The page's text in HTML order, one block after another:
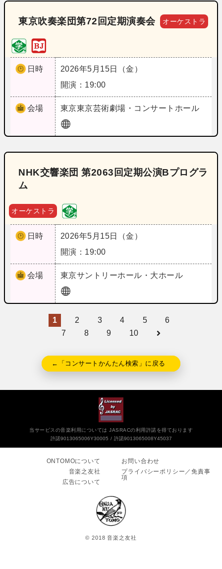
東京吹奏楽団第72回定期演奏会 オーケストラ
日時
2026年5月15日（金）
開演：19:00
会場 東京東京芸術劇場・コンサートホール
NHK交響楽団 第2063回定期公演Bプログラ
ム
オーケストラ
日時
2026年5月15日（金）
開演：19:00
会場 東京サントリーホール・大ホール
1 2 3 4 5
6
7
8 9 10
←「コンサートかんたん検索」に戻る
当サービスの音楽利用については JASRACの利用許諾を得ております
許諾9013065006Y30005
許諾9013065008Y45037
ONTOMOについて
音楽之友社
広告について
お問い合わせ
プライバシーポリシー／免責事
項
© 2018 音楽之友社